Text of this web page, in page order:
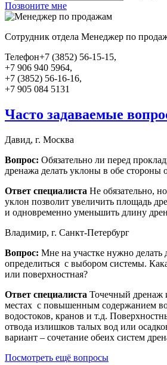
Позвоните мне
Сотрудник отдела Менеджер по
Телефон+7 (3852) 56-15-15,
+7 906 940 5964,
+7 (3852) 56-16-16,
+7 905 084 5131
Часто задаваемые
Давид, г. Москва
Вопрос: Обязательно ли перед
дренажа делать уклоны в обе стороны
Ответ специалиста Не обязательно,
уклон позволит увеличить площадь
и одновременно уменьшить длину
Владимир, г. Санкт-Петербург
Вопрос: Мне на участке нужно делать
определиться с выбором системы.
или поверхностная?
Ответ специалиста Точечный дренаж
местах с повышенным содержанием
водостоков, кранов и т.д.
отвода излишков талых вод или
вариант – сочетание обеих систем
Посмотреть ещё вопросы